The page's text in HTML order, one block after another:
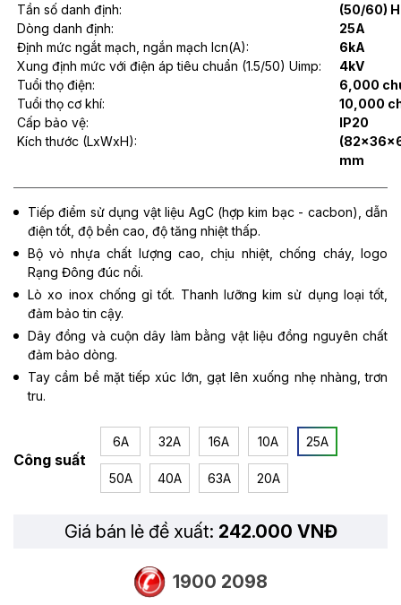
Tần số danh định:
(50/60)
Dòng danh định:
25A
Định mức ngắt mạch, ngắn mạch Icn(A):
6kA
Xung định mức với điện áp tiêu chuẩn (1.5/50) Uimp:
4kV
Tuổi thọ điện:
6,000
Tuổi thọ cơ khí:
10,000
Cấp bảo vệ:
IP20
Kích thước (LxWxH):
mm
Tiếp điểm sử dụng vật liệu AgC (hợp kim bạc - cacbon), dẫn
điện tốt, độ bền cao, độ tăng nhiệt thấp.
Bộ vỏ nhựa chất lượng cao, chịu nhiệt, chống cháy, logo
Rạng Đông đúc nổi.
Lò xo inox chống gỉ tốt. Thanh lưỡng kim sử dụng loại tốt,
đảm bảo tin cậy.
Dây đồng và cuộn dây làm bằng vật liệu đồng nguyên chất
đảm bảo dòng.
Tay cầm bề mặt tiếp xúc lớn, gạt lên xuống nhẹ nhàng, trơn
tru.
Công suất
6A 32A 16A 10A 25A
50A 40A 63A 20A
Giá bán lẻ đề xuất: 242.000 VNĐ
1900 2098